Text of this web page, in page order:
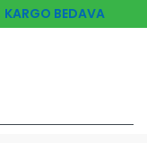
KARGO BEDAVA